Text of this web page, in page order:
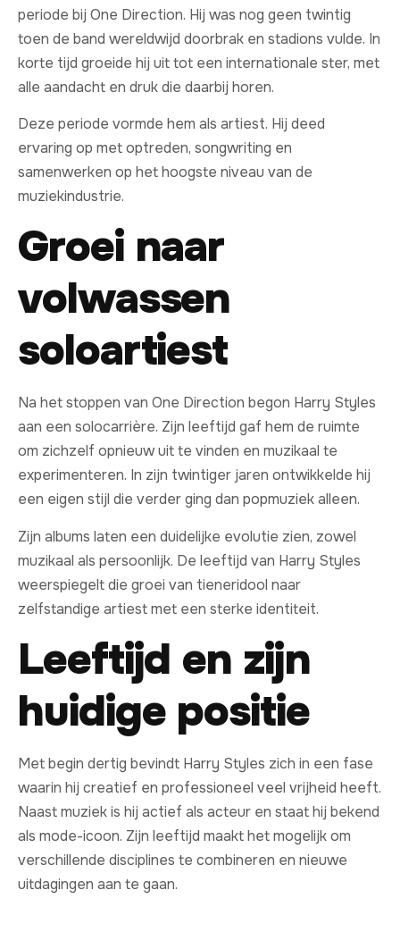
periode bij One Direction. Hij was nog geen twintig
toen de band wereldwijd doorbrak en stadions vulde. In
korte tijd groeide hij uit tot een internationale ster, met
alle aandacht en druk die daarbij horen.
Deze periode vormde hem als artiest. Hij deed
ervaring op met optreden, songwriting en
samenwerken op het hoogste niveau van de
muziekindustrie.
Groei naar
volwassen
soloartiest
Na het stoppen van One Direction begon Harry Styles
aan een solocarrière. Zijn leeftijd gaf hem de ruimte
om zichzelf opnieuw uit te vinden en muzikaal te
experimenteren. In zijn twintiger jaren ontwikkelde hij
een eigen stijl die verder ging dan popmuziek alleen.
Zijn albums laten een duidelijke evolutie zien, zowel
muzikaal als persoonlijk. De leeftijd van Harry Styles
weerspiegelt die groei van tieneridool naar
zelfstandige artiest met een sterke identiteit.
Leeftijd en zijn
huidige positie
Met begin dertig bevindt Harry Styles zich in een fase
waarin hij creatief en professioneel veel vrijheid heeft.
Naast muziek is hij actief als acteur en staat hij bekend
als mode-icoon. Zijn leeftijd maakt het mogelijk om
verschillende disciplines te combineren en nieuwe
uitdagingen aan te gaan.